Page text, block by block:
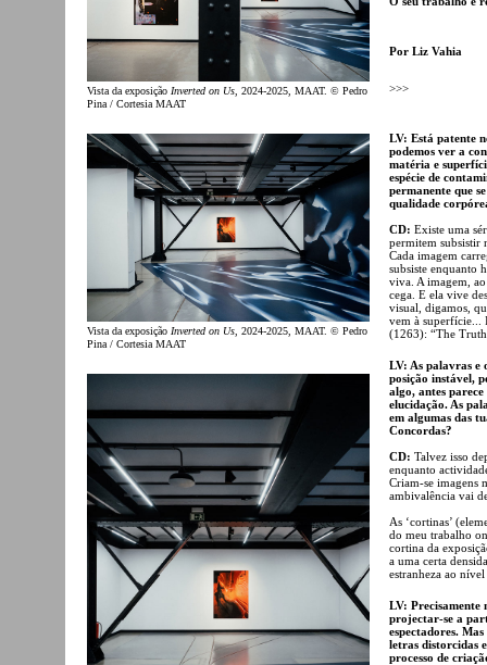
Vista da exposição Inverted on Us , 2024-2025, MAAT. © Pedro
Pina / Cortesia MAAT
Vista da exposição Inverted on Us , 2024-2025, MAAT. © Pedro
Pina / Cortesia MAAT
Por Liz Vahia
>>>
LV: Está patente
podemos ver a
matéria e
espécie de
permanente que
qualidade
CD: Existe uma
permitem subsistir
Cada imagem
subsiste enquanto
viva. A imagem,
cega. E ela vive
visual, digamos,
vem à superfície...
(1263): “The
LV: As palavras e
posição instável,
algo, antes
elucidação. As
em algumas das
Concordas?
CD: Talvez isso
enquanto
Criam-se imagens
ambivalência vai
As ‘cortinas’
do meu trabalho
cortina da
a uma certa
estranheza ao
LV: Precisamente
projectar-se a
espectadores.
letras distorcidas
processo de